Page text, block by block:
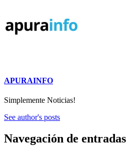
APURAINFO
Simplemente Noticias!
See author's posts
Navegación de entradas